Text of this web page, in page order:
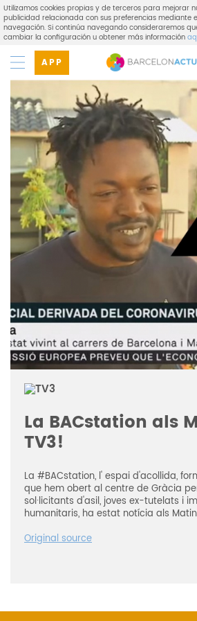
Utilizamos cookies propias y de terceros para mejorar
publicidad relacionada con sus preferencias mediante
navegación. Si continúa navegando consideraremos
cambiar la configuración u obtener más información
APP
La BACstation als
TV3!
La #BACstation, l' espai d'acollida,
que hem obert al centre de Gràcia
sol·licitants d'asil, joves ex-tutelats i
humanitaris, ha estat notícia als
Original source